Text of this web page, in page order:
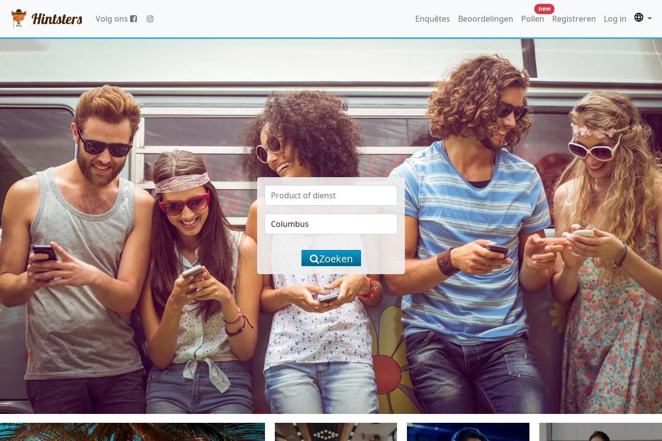
Hintsters Volg ons Enquêtes Beoordelingen Pollen
new
Registreren Log in
Zoeken